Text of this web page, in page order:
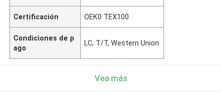
Certificación OEK0 TEX100
Condiciones de p
ago
LC, T/T, Western Union
Vea más